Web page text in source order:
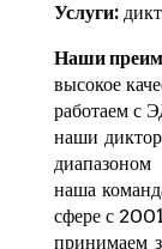
Услуги:
Наши
высокое
работаем с
наши
диапазоном
наша
сфере с
принимаем